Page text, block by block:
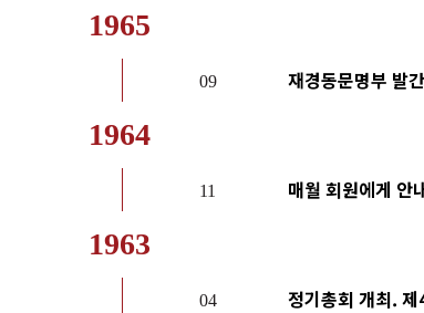
1965
09 재경동문명부 발
1964
11 매월 회원에게 안
1963
04 정기총회 개최.